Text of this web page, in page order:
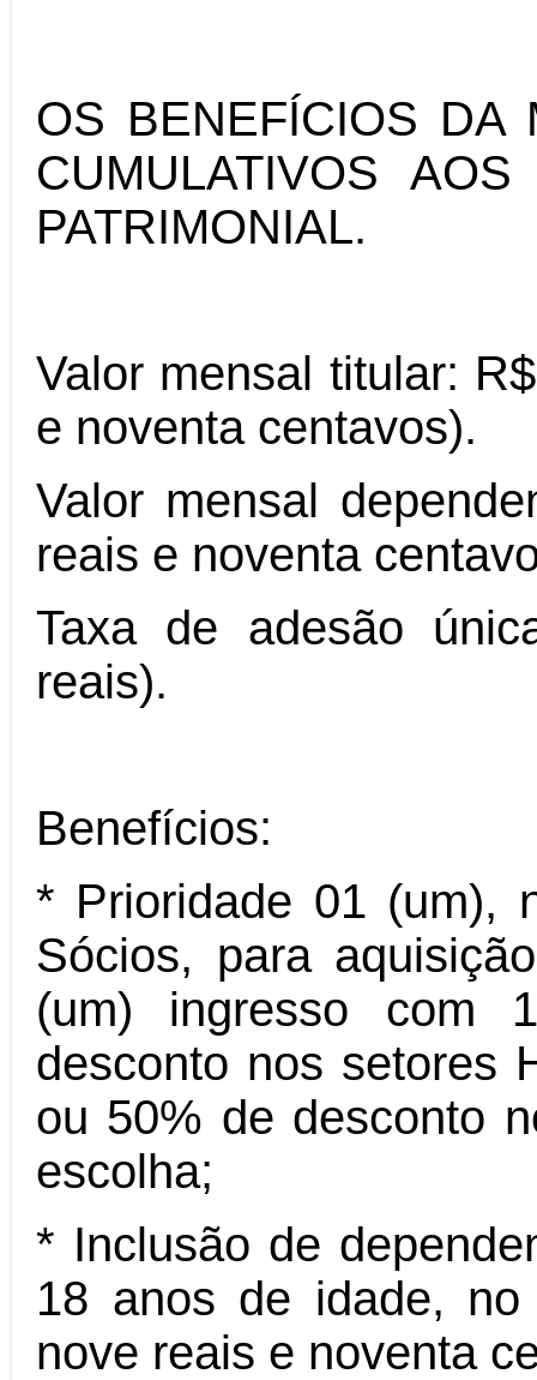
OS BENEFÍCIOS DA
CUMULATIVOS
PATRIMONIAL.
Valor mensal titular:
e noventa centavos).
Valor mensal
reais e noventa
Taxa de adesão
reais).
Benefícios:
* Prioridade 01 (um),
Sócios, para
(um) ingresso com
desconto nos setores
ou 50% de desconto
escolha;
* Inclusão de
18 anos de idade,
nove reais e noventa